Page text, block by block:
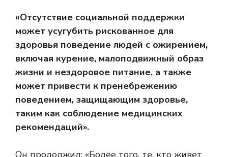
«Отсутствие социальной поддержки
может усугубить рискованное для
здоровья поведение людей с ожирением,
включая курение, малоподвижный образ
жизни и нездоровое питание, а также
может привести к пренебрежению
поведением, защищающим здоровье,
таким как соблюдение медицинских
рекомендаций».
Он продолжил: «Более того, те, кто живет